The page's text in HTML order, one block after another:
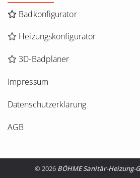
Badkonfigurator
Heizungskonfigurator
3D-Badplaner
Impressum
Datenschutzerklärung
AGB
© 2026 BÖHME Sanitär-Heizung-